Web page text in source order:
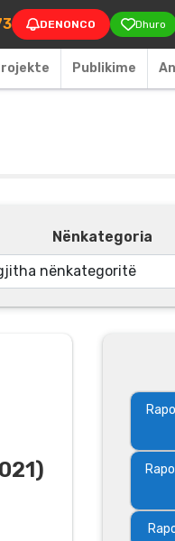
DENONCO Dhuro
Publikime
Nënkategoria